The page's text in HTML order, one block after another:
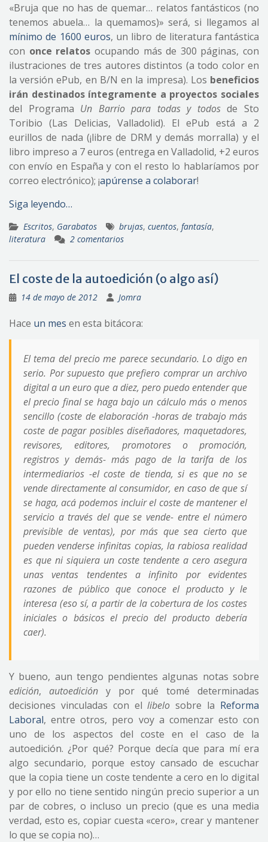
«Bruja que no has de quemar… relatos fantásticos (no
tenemos abuela… la quemamos)» será, si llegamos al
mínimo de 1600 euros, un libro de literatura fantástica
con once relatos ocupando más de 300 páginas, con
ilustraciones de tres autores distintos (a todo color en
la versión ePub, en B/N en la impresa). Los beneficios
irán destinados íntegramente a proyectos sociales
del Programa Un Barrio para todas y todosde Sto
Toribio (Las Delicias, Valladolid). El ePub está a 2
eurillos de nada (¡libre de DRM y demás morralla) y el
libro impreso a 7 euros (entrega en Valladolid, +2 euros
con envío en España y con el resto lo hablaríamos por
correo electrónico); ¡apúrense a colaborar!
Siga leyendo…
Escritos, Garabatos brujas, cuentos, fantasía,
literatura
2 comentarios
El coste de la autoedición (o algo así)
14 de mayo de 2012 Jomra
Hace un mes en esta bitácora:
El tema del precio me parece secundario. Lo digo en
serio. Por supuesto que prefiero comprar un archivo
digital a un euro que a diez, pero puedo entender que
el precio final se haga bajo un cálculo más o menos
sencillo (coste de elaboración -horas de trabajo más
coste de pagar posibles diseñadores, maquetadores,
revisores, editores, promotores o promoción,
registros y demás- más pago de la tarifa de los
intermediarios -el coste de tienda, si es que no se
vende directamente al consumidor, en caso de que sí
se haga, acá podemos incluir el coste de mantener el
servicio a través del que se vende- entre el número
previsible de ventas), por más que sea cierto que
pueden venderse infinitas copias, la rabiosa realidad
es que ni siquiera un coste tendente a cero asegura
unas ventas tendentes a infinito por evidentes
razones de público que conoce el producto y le
interesa (eso sí, a partir de la cobertura de los costes
iniciales o básicos el precio del producto debería
caer).
Y bueno, aun tengo pendientes algunas notas sobre
edición, autoedicióny por qué tomé determinadas
decisiones vinculadas con ellibelo sobre la Reforma
Laboral, entre otros, pero voy a comenzar esto con
uno de los aspectos del coste en el caso de la
autoedición. ¿Por qué? Porque decía que para mí era
algo secundario, porque estoy cansado de escuchar
que la copia tiene un coste tendente a cero en lo digital
y por ello no tiene sentido ningún precio superior a un
par de cobres, o incluso un precio (que es una media
verdad, esto es, copiar cuesta «cero», crear y mantener
lo que se copia no)…